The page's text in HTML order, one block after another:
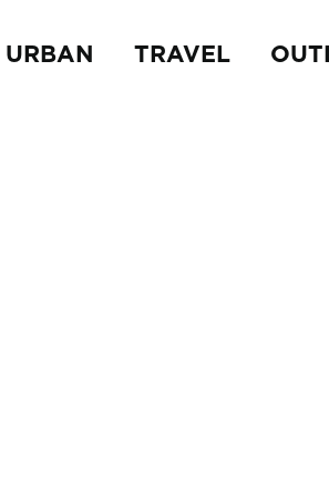
URBAN TRAVEL